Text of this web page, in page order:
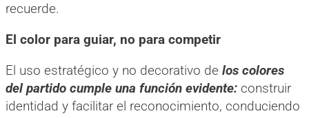
recuerde.
El color para guiar, no para competir
El uso estratégico y no decorativo de los colores
del partido cumple una función evidente: construir
identidad y facilitar el reconocimiento, conduciendo